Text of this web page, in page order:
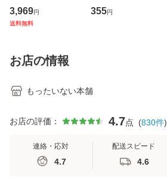
専門職の看護マネ
ジメントスキル 改
恵 藤本幸三 / 南江
堂 [単行
3,969円
送料無料
キューンレコード
[CD]【メール便送
355円
お店の情報
もったいない本舗
お店の評価： 4.7点 (830件)
連絡・応対
4.7
配送スピード
4.6